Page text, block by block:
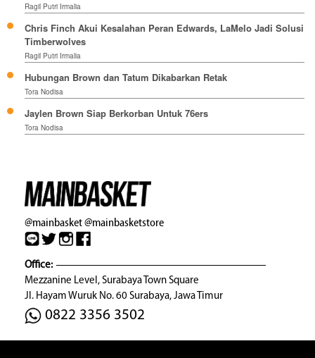
Ragil Putri Irmalia
Chris Finch Akui Kesalahan Peran Edwards, LaMelo Jadi Solusi
Timberwolves
Ragil Putri Irmalia
Hubungan Brown dan Tatum Dikabarkan Retak
Tora Nodisa
Jaylen Brown Siap Berkorban Untuk 76ers
Tora Nodisa
@mainbasket@mainbasketstore
Office:
Mezzanine Level, Surabaya Town Square
Jl. Hayam Wuruk No. 60 Surabaya, Jawa Timur
0822 3356 3502